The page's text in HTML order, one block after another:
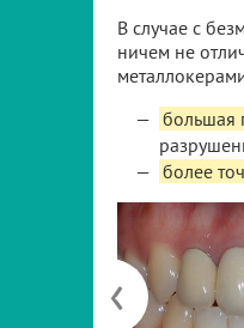
В случае с
ничем не
большая
более
‹